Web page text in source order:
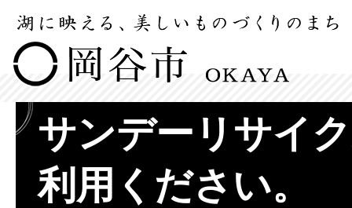
サンデーリサイ
利用ください。